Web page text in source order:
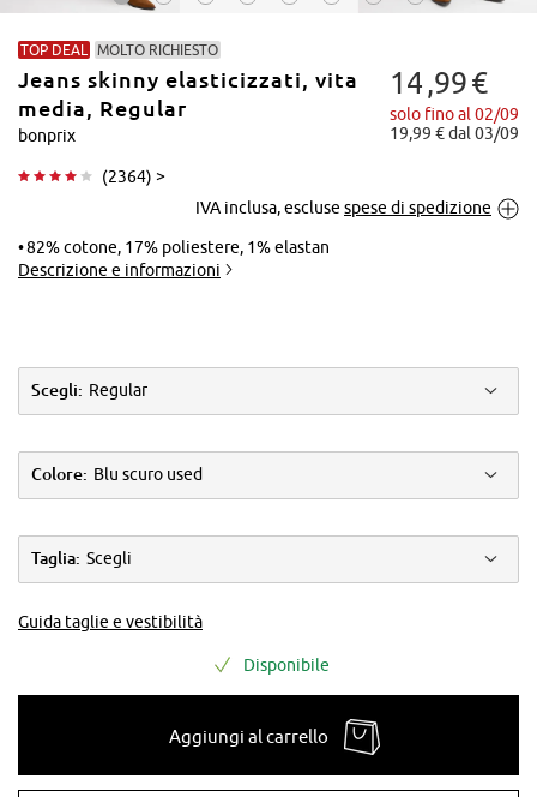
ingrandire
TOP DEAL MOLTO RICHIESTO
Jeans skinny elasticizzati, vita
media, Regular
bonprix
(2364) >
14 99€
solo fino al 02/09
19,99 € dal 03/09
IVA inclusa, escluse spese di spedizione
82% cotone, 17% poliestere, 1% elastan
Descrizione e informazioni
Scegli: Regular
Colore: Blu scuro used
Taglia: Scegli
Guida taglie e vestibilità
Disponibile
Aggiungi al carrello